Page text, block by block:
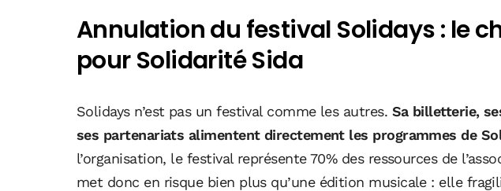
Annulation du festival Solidays : le
pour Solidarité Sida
Solidays n’est pas un festival comme les autres. Sa billetterie,
ses partenariats alimentent directement les programmes de
l’organisation, le festival représente 70% des ressources de
met donc en risque bien plus qu’une édition musicale : elle